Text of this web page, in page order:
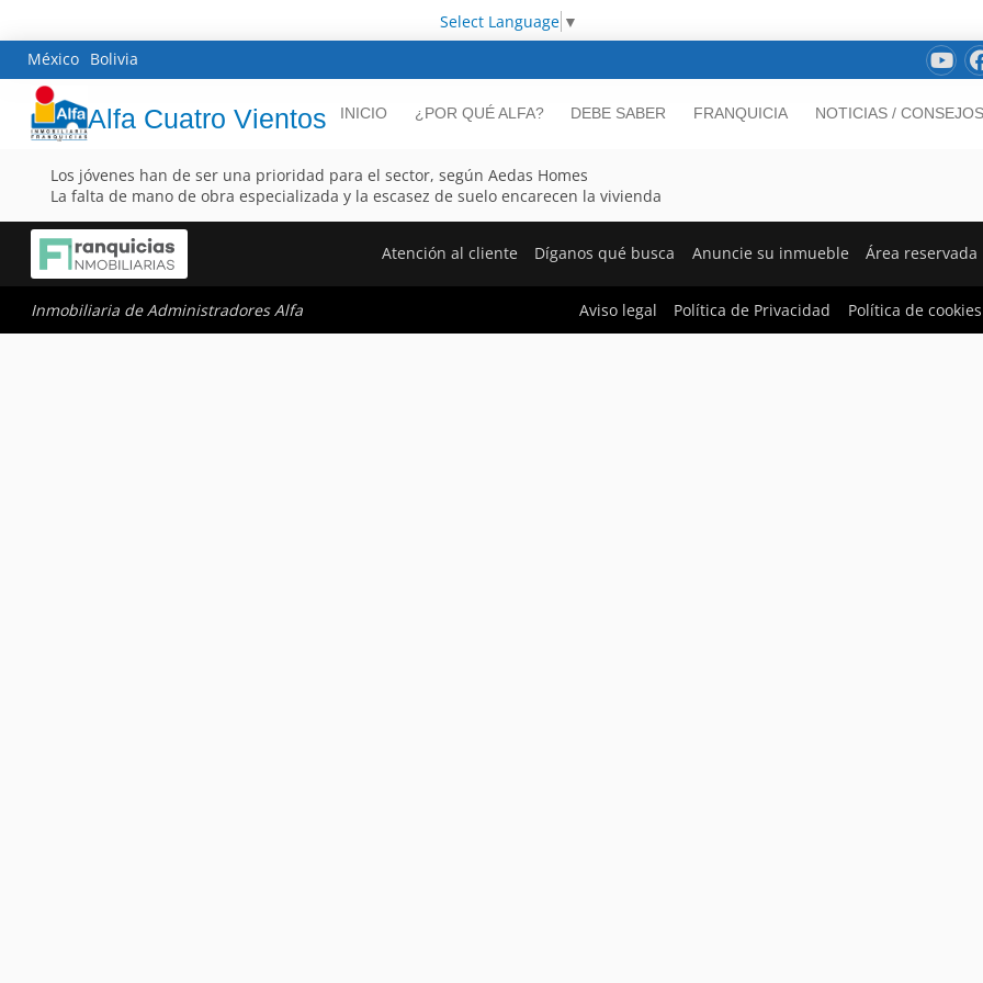
Select Language ▼
México Bolivia
Alfa Cuatro Vientos INICIO ¿POR QUÉ ALFA? DEBE SABER FRANQUICIA NOTICIAS / CONSEJOS
Los jóvenes han de ser una prioridad para el sector, según Aedas Homes
La falta de mano de obra especializada y la escasez de suelo encarecen la vivienda
Atención al cliente Díganos qué busca Anuncie su inmueble Área reservada
Inmobiliaria de Administradores Alfa Aviso legal Política de Privacidad Política de cookies